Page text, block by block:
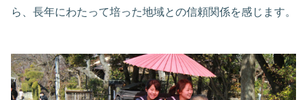
ら、長年にわたって培った地域との信頼関係を感じます。